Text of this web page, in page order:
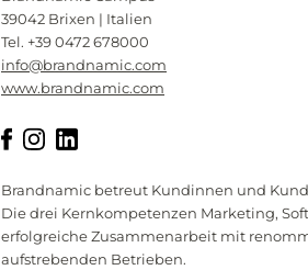
39042 Brixen | Italien
Tel. +39 0472 678000
info@brandnamic.com
www.brandnamic.com
Brandnamic betreut Kundinnen und
Die drei Kernkompetenzen Marketing,
erfolgreiche Zusammenarbeit mit
aufstrebenden Betrieben.